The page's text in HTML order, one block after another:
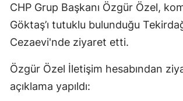
CHP Grup Başkanı Özgür Özel,
Göktaş’ı tutuklu bulunduğu
Cezaevi'nde ziyaret etti.
Özgür Özel İletişim hesabından
açıklama yapıldı: